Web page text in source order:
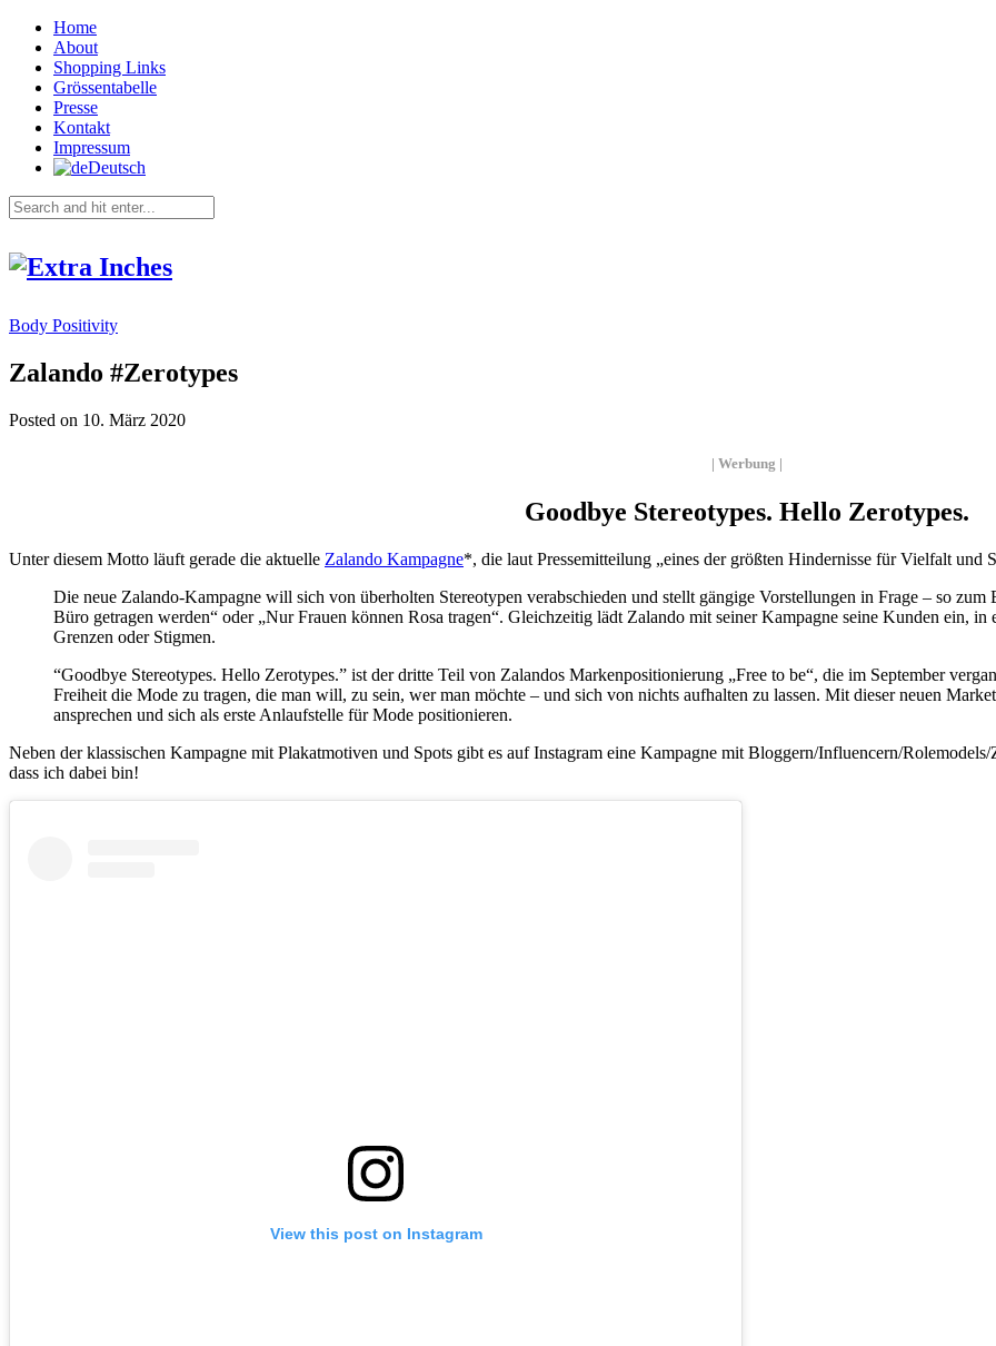
Home
About
Shopping Links
Grössentabelle
Presse
Kontakt
Impressum
Deutsch
Body Positivity
Zalando #Zerotypes
Posted on 10. März 2020
| Werbung |
Goodbye Stereotypes. Hello Zerotypes.
Unter diesem Motto läuft gerade die aktuelle Zalando Kampagne*, die laut Pressemitteilung „eines der größten Hindernisse für Vielfalt und
Die neue Zalando-Kampagne will sich von überholten Stereotypen verabschieden und stellt gängige Vorstellungen in Frage – so
Büro getragen werden“ oder „Nur Frauen können Rosa tragen“. Gleichzeitig lädt Zalando mit seiner Kampagne seine Kunden ein,
Grenzen oder Stigmen.
“Goodbye Stereotypes. Hello Zerotypes.” ist der dritte Teil von Zalandos Markenpositionierung „Free to be“, die im September
Freiheit die Mode zu tragen, die man will, zu sein, wer man möchte – und sich von nichts aufhalten zu lassen. Mit dieser neuen
ansprechen und sich als erste Anlaufstelle für Mode positionieren.
Neben der klassischen Kampagne mit Plakatmotiven und Spots gibt es auf Instagram eine Kampagne mit Bloggern/Influencern/
dass ich dabei bin!
View this post on Instagram